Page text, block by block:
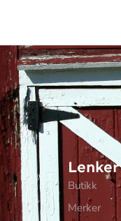
Lenker
Butikk
Merker